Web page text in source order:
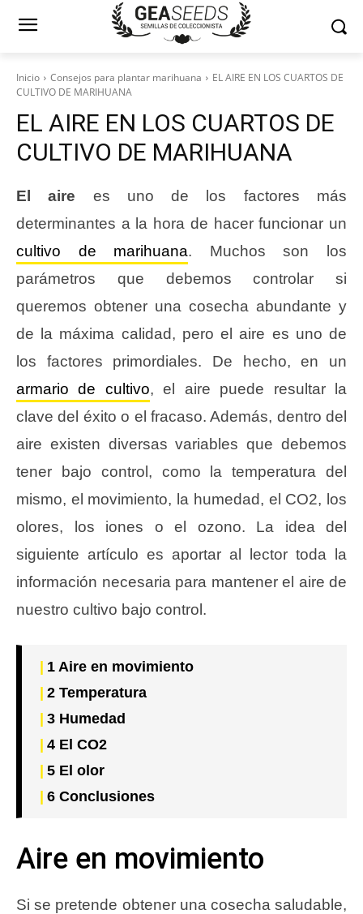
Inicio Consejos para plantar marihuana
EL AIRE EN LOS CUARTOS DE
CULTIVO DE MARIHUANA
EL AIRE EN LOS CUARTOS DE
CULTIVO DE MARIHUANA
El aire es uno de los factores más
determinantes a la hora de hacer funcionar un
cultivo de marihuana. Muchos son los
parámetros que debemos controlar si
queremos obtener una cosecha abundante y
de la máxima calidad, pero el aire es uno de
los factores primordiales. De hecho, en un
armario de cultivo, el aire puede resultar la
clave del éxito o el fracaso. Además, dentro del
aire existen diversas variables que debemos
tener bajo control, como la temperatura del
mismo, el movimiento, la humedad, el CO2, los
olores, los iones o el ozono. La idea del
siguiente artículo es aportar al lector toda la
información necesaria para mantener el aire de
nuestro cultivo bajo control.
1Aire en movimiento
2Temperatura
3Humedad
4El CO2
5El olor
6Conclusiones
Aire en movimiento
Si se pretende obtener una cosecha saludable,